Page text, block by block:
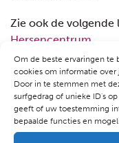
Om de beste ervaringen te
cookies om informatie over
Door in te stemmen met
surfgedrag of unieke ID's
geeft of uw toestemming
bepaalde functies en
Zie ook de volgende
Hersencentrum